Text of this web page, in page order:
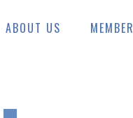
ABOUT US MEMBER